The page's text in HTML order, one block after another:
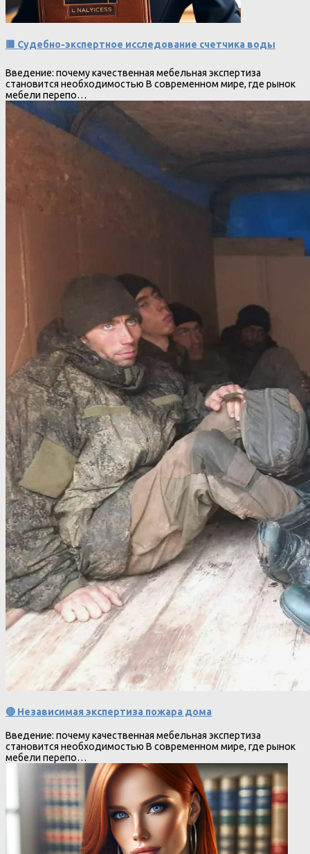
🟥 Судебно-экспертное исследование счетчика воды
Введение: почему качественная мебельная экспертиза
становится необходимостью В современном мире, где рынок
мебели перепо…
🔴 Независимая экспертиза пожара дома
Введение: почему качественная мебельная экспертиза
становится необходимостью В современном мире, где рынок
мебели перепо…